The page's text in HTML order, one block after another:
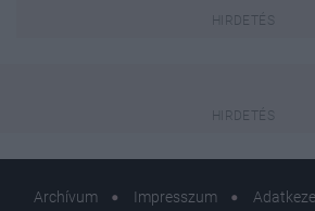
Archívum Impresszum